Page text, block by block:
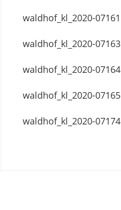
waldhof_kl_2020-07161
waldhof_kl_2020-07163
waldhof_kl_2020-07164
waldhof_kl_2020-07165
waldhof_kl_2020-07174